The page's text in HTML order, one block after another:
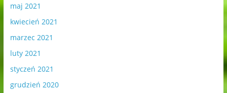
maj 2021
kwiecień 2021
marzec 2021
luty 2021
styczeń 2021
grudzień 2020